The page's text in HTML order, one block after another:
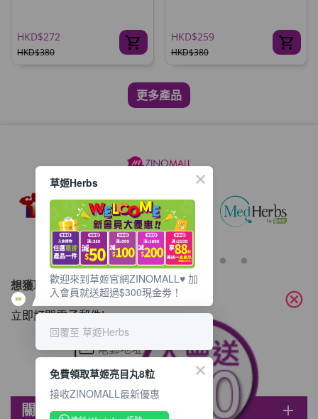
HKD$272
HKD$380
HKD$259
HKD$380
更多產品
想獲取最新的優惠資訊？
立即訂閱電子郵件!
關於ZINOMALL add
cancel
草姬Herbs
歡迎來到草姬官網ZINOMALL♥️ 加
入會員就送超過$300現金劵！
回覆至 草姬Herbs
免費領取草姬亮目丸8粒
接收ZINOMALL最新優惠